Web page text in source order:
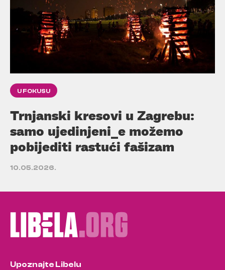
U FOKUSU
Trnjanski kresovi u Zagrebu:
samo ujedinjeni_e možemo
pobijediti rastući fašizam
10.05.2026.
Upoznajte Libelu